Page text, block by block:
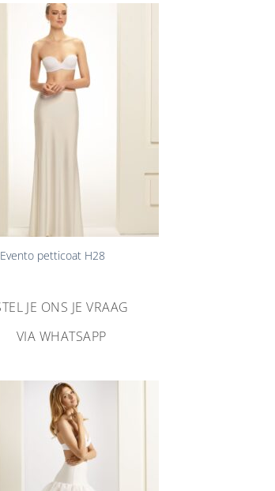
petticoat H28
JE ONS JE VRAAG
VIA WHATSAPP